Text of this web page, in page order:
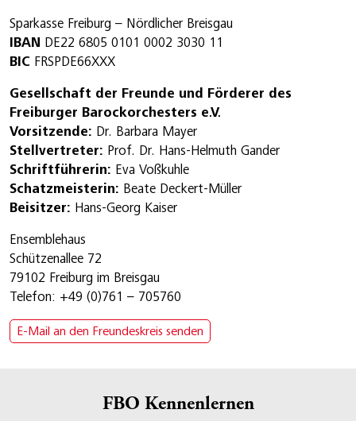
Sparkasse Freiburg – Nördlicher Breisgau
IBAN DE22 6805 0101 0002 3030 11
BIC FRSPDE66XXX
Gesellschaft der Freunde und Förderer des
Freiburger Barockorchesters e.V.
Vorsitzende: Dr. Barbara Mayer
Stellvertreter: Prof. Dr. Hans-Helmuth Gander
Schriftführerin: Eva Voßkuhle
Schatzmeisterin: Beate Deckert-Müller
Beisitzer: Hans-Georg Kaiser
Ensemblehaus
Schützenallee 72
79102 Freiburg im Breisgau
Telefon: +49 (0)761 – 705760
E-Mail an den Freundeskreis senden
FBO Kennenlernen